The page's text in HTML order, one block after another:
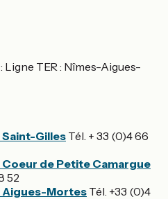
: Ligne TER : Nîmes-Aigues-
Saint-Gilles Tél. + 33 (0)4 66
Coeur de Petite Camargue
52
Aigues-Mortes Tél. +33 (0)4